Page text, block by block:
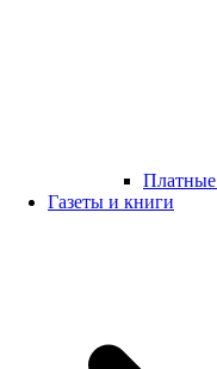
Платные
Газеты и книги